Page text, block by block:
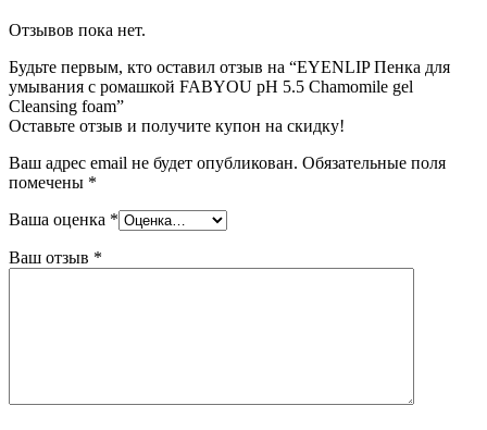
Отзывов пока нет.
Будьте первым, кто оставил отзыв на “EYENLIP Пенка для
умывания с ромашкой FABYOU pH 5.5 Chamomile gel
Cleansing foam”
Оставьте отзыв и получите купон на скидку!
Ваш адрес email не будет опубликован. Обязательные поля
помечены *
Ваша оценка *
Ваш отзыв *